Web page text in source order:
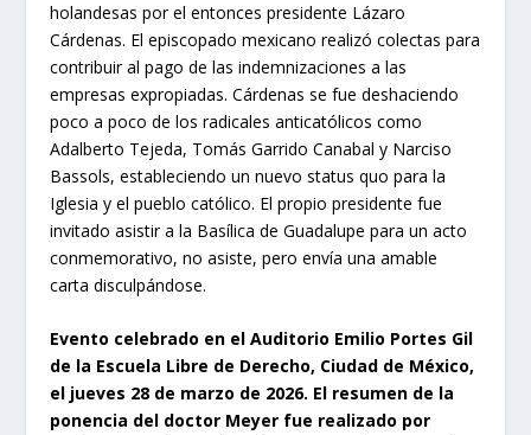
holandesas por el entonces presidente Lázaro
Cárdenas. El episcopado mexicano realizó colectas para
contribuir al pago de las indemnizaciones a las
empresas expropiadas. Cárdenas se fue deshaciendo
poco a poco de los radicales anticatólicos como
Adalberto Tejeda, Tomás Garrido Canabal y Narciso
Bassols, estableciendo un nuevo status quo para la
Iglesia y el pueblo católico. El propio presidente fue
invitado asistir a la Basílica de Guadalupe para un acto
conmemorativo, no asiste, pero envía una amable
carta disculpándose.
Evento celebrado en el Auditorio Emilio Portes Gil
de la Escuela Libre de Derecho, Ciudad de México,
el jueves 28 de marzo de 2026. El resumen de la
ponencia del doctor Meyer fue realizado por